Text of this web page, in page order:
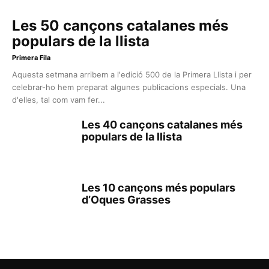
Les 50 cançons catalanes més
populars de la llista
Primera Fila
Aquesta setmana arribem a l'edició 500 de la Primera Llista i per
celebrar-ho hem preparat algunes publicacions especials. Una
d'elles, tal com vam fer...
Les 40 cançons catalanes més
populars de la llista
Les 10 cançons més populars
d’Oques Grasses